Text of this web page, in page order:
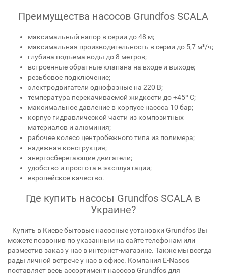
Преимущества насосов Grundfos SCALA
максимальный напор в серии до 48 м;
максимальная производительность в серии до 5,7 м³/ч;
глубина подъема воды до 8 метров;
встроенные обратные клапана на входе и выходе;
резьбовое подключение;
электродвигатели однофазные на 220 В;
температура перекачиваемой жидкости до +45º C;
максимальное давление в корпусе насоса 10 бар;
корпус гидравлической части из композитных
материалов и алюминия;
рабочее колесо центробежного типа из полимера;
надежная конструкция;
энергосберегающие двигатели;
удобство и простота в эксплуатации;
европейское качество.
Где купить насосы Grundfos SCALA в
Украине?
Купить в Киеве бытовые насосные установки Grundfos Вы
можете позвонив по указанным на сайте телефонам или
разместив заказ у нас в интернет-магазине. Также мы всегда
рады личной встрече у нас в офисе. Компания E-Nasos
поставляет весь ассортимент насосов Grundfos для